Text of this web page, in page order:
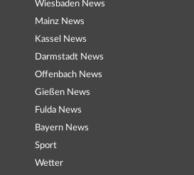
Wiesbaden News
Mainz News
Kassel News
Darmstadt News
Offenbach News
Gießen News
Fulda News
Bayern News
Sport
Wetter